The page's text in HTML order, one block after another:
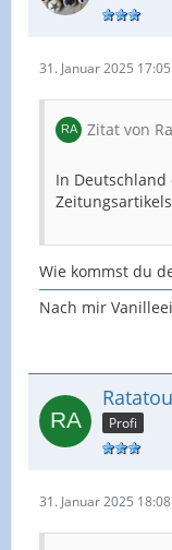
31. Januar 2025 17:05
Zitat von
In
Wie kommst du
Nach mir
Profi
31. Januar 2025 18:08